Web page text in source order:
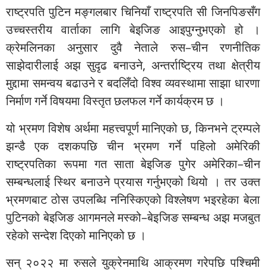
राष्ट्रपति पुटिन मङ्गलबार चिनियाँ राष्ट्रपति सी जिनपिङसँग
उच्चस्तरीय वार्ताका लागि बेइजिङ आइपुग्नुभएको हो ।
क्रेमलिनका अनुसार दुवै नेताले रुस–चीन रणनीतिक
साझेदारीलाई अझ सुदृढ बनाउने, अन्तर्राष्ट्रिय तथा क्षेत्रीय
मुद्दामा समन्वय बढाउने र बदलिँदो विश्व व्यवस्थामा साझा धारणा
निर्माण गर्ने विषयमा विस्तृत छलफल गर्ने कार्यक्रम छ ।
यो भ्रमण विशेष अर्थमा महत्त्वपूर्ण मानिएको छ, किनभने ट्रम्पले
झन्डै एक दशकपछि चीन भ्रमण गर्ने पहिलो अमेरिकी
राष्ट्रपतिका रूपमा गत साता बेइजिङ पुगेर अमेरिका–चीन
सम्बन्धलाई स्थिर बनाउने प्रयास गर्नुभएको थियो । तर उक्त
भ्रमणबाट ठोस उपलब्धि ननिस्किएको विश्लेषण भइरहेका बेला
पुटिनको बेइजिङ आगमनले मस्को–बेइजिङ सम्बन्ध अझ मजबुत
रहेको सन्देश दिएको मानिएको छ ।
सन् २०२२ मा रुसले युक्रेनमाथि आक्रमण गरेपछि पश्चिमी